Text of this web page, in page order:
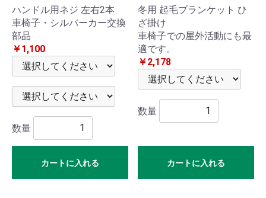
杖・
ステ
ッキ
携帯
用ト
イレ
ハンドル用ネジ 左右2本
車椅子・シルバーカー交換
部品
￥1,100
数量
カートに入れる
冬用 起毛ブランケット ひ
ざ掛け
車椅子での屋外活動にも最
適です。
￥2,178
数量
カートに入れる